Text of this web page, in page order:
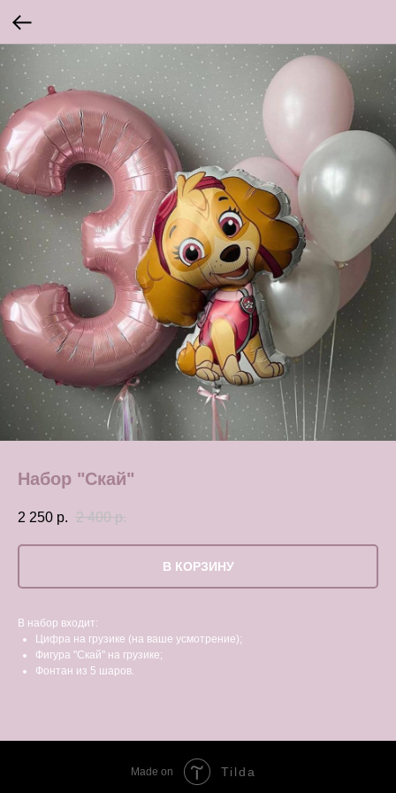
Набор "Скай"
2 250 р. 2 400 р.
В КОРЗИНУ
В набор входит:
Цифра на грузике (на ваше усмотрение);
Фигура "Скай" на грузике;
Фонтан из 5 шаров.
Made on Tilda